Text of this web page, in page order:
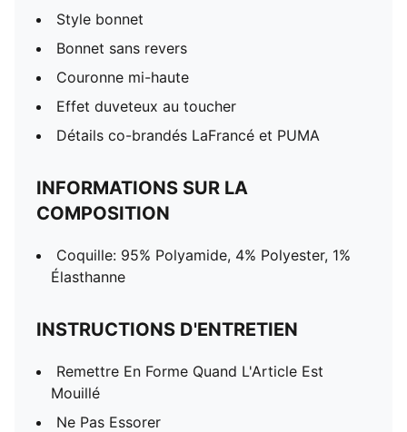
Style bonnet
Bonnet sans revers
Couronne mi-haute
Effet duveteux au toucher
Détails co-brandés LaFrancé et PUMA
INFORMATIONS SUR LA
COMPOSITION
Coquille: 95% Polyamide, 4% Polyester, 1%
Élasthanne
INSTRUCTIONS D'ENTRETIEN
Remettre En Forme Quand L'Article Est
Mouillé
Ne Pas Essorer